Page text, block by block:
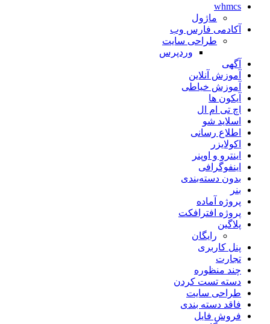
whmcs
ماژول
آکادمی فارس وب
طراحی سایت
وردپرس
آگهی
آموزش آنلاین
آموزش خیاطی
آیکون ها
اچ تی ام ال
اسلاید شو
اطلاع رسانی
اکولایزر
اینترو و اوپنر
اینفوگرافی
بدون دسته‌بندی
بنر
پروژه آماده
پروژه افترافکت
پلاگین
رایگان
پنل کاربری
تجارت
چند منظوره
دسته تست کردن
طراحی سایت
فاقد دسته بندی
فروش فایل